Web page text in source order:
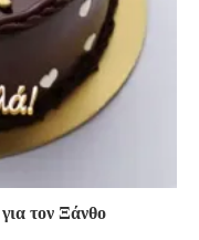
τον Ξάνθο